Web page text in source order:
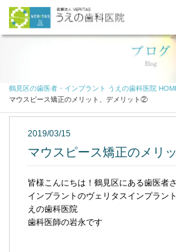
鶴見区の歯医者・インプラント うえの歯科医院
マウスピース矯正のメリット、デメリット②
2019/03/15
マウスピース矯正のメリ
皆様こんにちは！鶴見区にある歯医者さ
インプラントのヴェリタスインプラン
えの歯科医院
歯科医師の岩永です